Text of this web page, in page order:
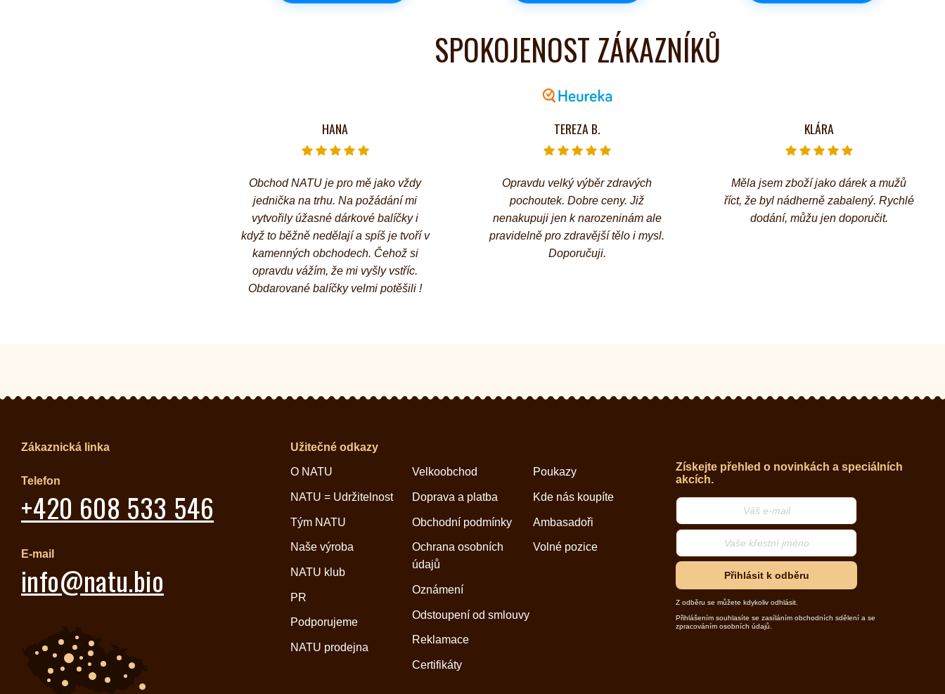
SPOKOJENOST ZÁKAZNÍKŮ
HANA
Obchod NATU je pro mě jako vždy
jednička na trhu. Na požádání mi
vytvořily úžasné dárkové balíčky i
když to běžně nedělají a spíš je tvoří v
kamenných obchodech. Čehož si
opravdu vážím, že mi vyšly vstříc.
Obdarované balíčky velmi potěšili !
TEREZA B.
Opravdu velký výběr zdravých
pochoutek. Dobre ceny. Již
nenakupuji jen k narozeninám ale
pravidelně pro zdravější tělo i mysl.
Doporučuji.
KLÁRA
Měla jsem zboží jako dárek a mužů
říct, že byl nádherně zabalený. Rychlé
dodání, můžu jen doporučit.
Zákaznická linka
Telefon
+420 608 533 546
E-mail
info@natu.bio
Užitečné odkazy
O NATU
NATU = Udržitelnost
Tým NATU
Naše výroba
NATU klub
PR
Podporujeme
NATU prodejna
Velkoobchod
Doprava a platba
Obchodní podmínky
Ochrana osobních
údajů
Oznámení
Odstoupení od smlouvy
Reklamace
Certifikáty
Poukazy
Kde nás koupíte
Ambasadoři
Volné pozice
Získejte přehled o novinkách a speciálních
akcích.
Přihlásit k odběru
Z odběru se můžete kdykoliv odhlásit.
Přihlášením souhlasíte se zasíláním obchodních sdělení a se
zpracováním osobních údajů.